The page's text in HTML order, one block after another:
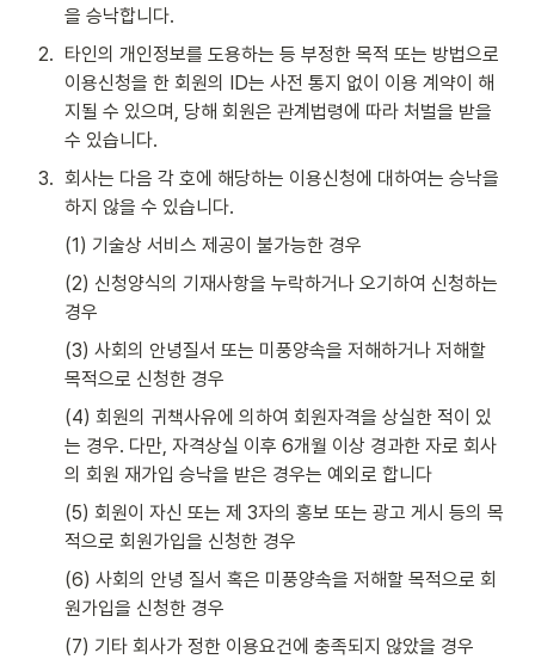
을 승낙합니다.
2. 타인의 개인정보를 도용하는 등 부정한 목적 또는 방법으로
이용신청을 한 회원의 ID는 사전 통지 없이 이용 계약이 해
지될 수 있으며, 당해 회원은 관계법령에 따라 처벌을 받을
수 있습니다.
3. 회사는 다음 각 호에 해당하는 이용신청에 대하여는 승낙을
하지 않을 수 있습니다.
(1) 기술상 서비스 제공이 불가능한 경우
(2) 신청양식의 기재사항을 누락하거나 오기하여 신청하는
경우
(3) 사회의 안녕질서 또는 미풍양속을 저해하거나 저해할
목적으로 신청한 경우
(4) 회원의 귀책사유에 의하여 회원자격을 상실한 적이 있
는 경우. 다만, 자격상실 이후 6개월 이상 경과한 자로 회사
의 회원 재가입 승낙을 받은 경우는 예외로 합니다
(5) 회원이 자신 또는 제 3자의 홍보 또는 광고 게시 등의 목
적으로 회원가입을 신청한 경우
(6) 사회의 안녕 질서 혹은 미풍양속을 저해할 목적으로 회
원가입을 신청한 경우
(7) 기타 회사가 정한 이용요건에 충족되지 않았을 경우